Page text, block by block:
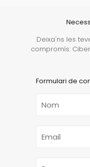
Deixa'ns les
compromís:
Formulari de